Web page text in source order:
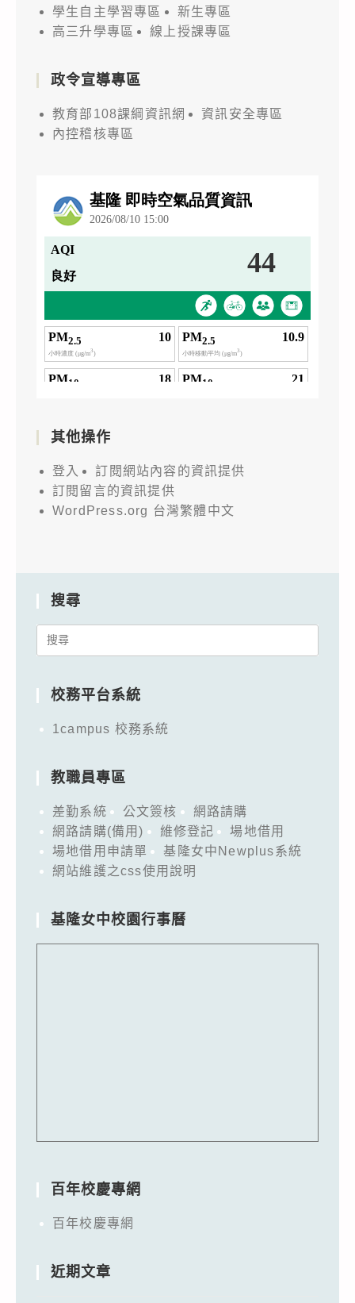
學生自主學習專區
新生專區
高三升學專區
線上授課專區
政令宣導專區
教育部108課綱資訊網
資訊安全專區
內控稽核專區
其他操作
登入
訂閱網站內容的資訊提供
訂閱留言的資訊提供
WordPress.org 台灣繁體中文
搜尋
Search
校務平台系統
1campus 校務系統
教職員專區
差勤系統 公文簽核
網路請購
網路請購(備用)
維修登記
場地借用
場地借用申請單
基隆女中Newplus系統
網站維護之css使用說明
基隆女中校園行事曆
百年校慶專網
百年校慶專網
近期文章